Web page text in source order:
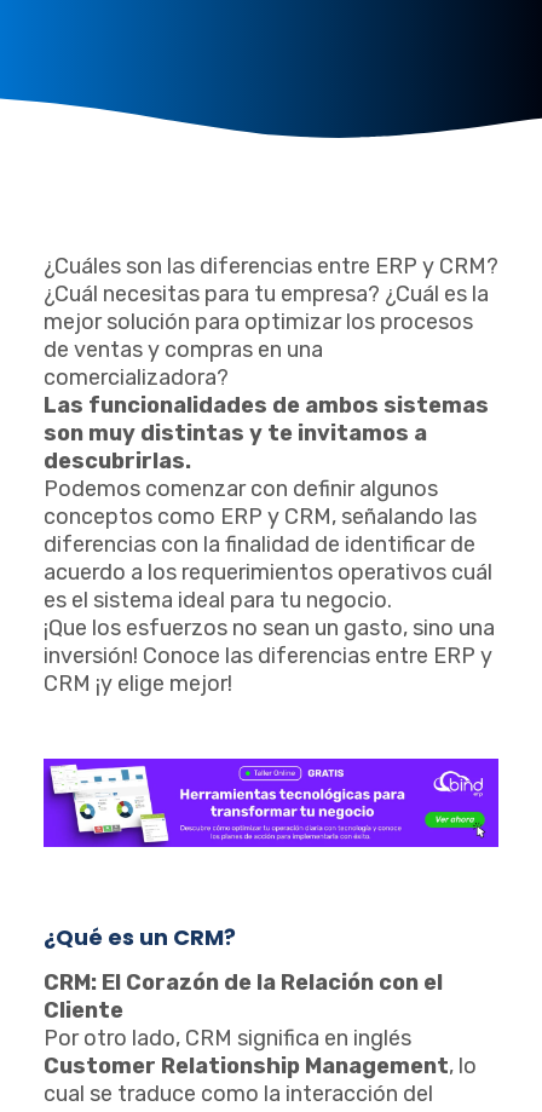
¿Cuáles son las diferencias entre ERP y CRM?
¿Cuál necesitas para tu empresa? ¿Cuál es la
mejor solución para optimizar los procesos
de ventas y compras en una
comercializadora?
Las funcionalidades de ambos sistemas
son muy distintas y te invitamos a
descubrirlas.
Podemos comenzar con definir algunos
conceptos como ERP y CRM, señalando las
diferencias con la finalidad de identificar de
acuerdo a los requerimientos operativos cuál
es el sistema ideal para tu negocio.
¡Que los esfuerzos no sean un gasto, sino una
inversión! Conoce las diferencias entre ERP y
CRM ¡y elige mejor!
¿Qué es un CRM?
CRM: El Corazón de la Relación con el
Cliente
Por otro lado, CRM significa en inglés
Customer Relationship Management, lo
cual se traduce como la interacción del